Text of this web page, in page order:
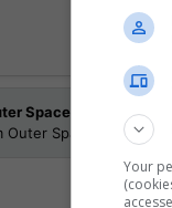
Space
Space e
Your